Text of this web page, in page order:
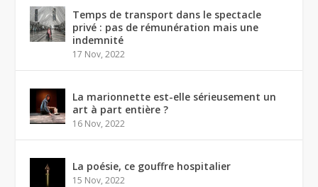
Temps de transport dans le spectacle
privé : pas de rémunération mais une
indemnité
17 Nov, 2022
La marionnette est-elle sérieusement un
art à part entière ?
16 Nov, 2022
La poésie, ce gouffre hospitalier
15 Nov, 2022